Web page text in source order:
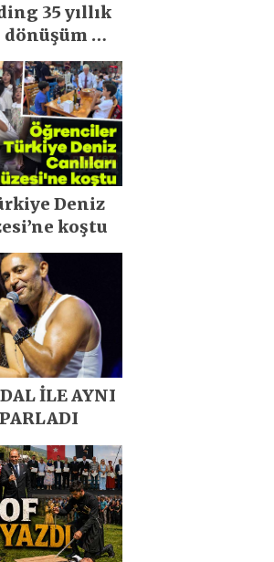
35 yıllık
ve
Deniz
koştu
İLE AYNI